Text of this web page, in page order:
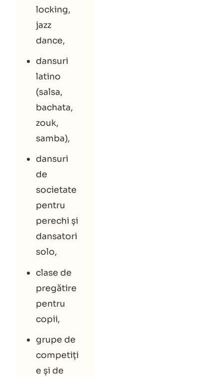
locking,
jazz
dance,
dansuri
latino
(salsa,
bachata,
zouk,
samba),
dansuri
de
societate
pentru
perechi și
dansatori
solo,
clase de
pregătire
pentru
copii,
grupe de
competiți
e și de